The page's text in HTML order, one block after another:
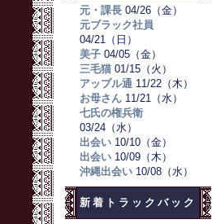
元・課長04/26（金）
元ブラック社員
04/21（日）
美子04/05（金）
三毛猫01/15（火）
アップル通11/22（木）
お母さん11/21（水）
七氏の権兵衛
03/24（水）
出会い10/10（金）
出会い10/09（木）
沖縄出会い10/08（水）
新着トラックバック